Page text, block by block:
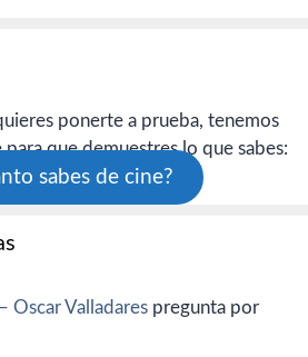
ponerte a prueba, tenemos
para que demuestres lo que sabes:
sabes de cine?
Oscar Valladares pregunta por